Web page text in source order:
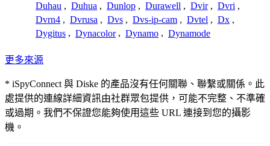
Duhau , Duhua , Dunlop , Durawell , Dvir , Dvri ,
Dvrn4 , Dvrusa , Dvs , Dvs-ip-cam , Dvtel , Dx ,
Dygitus , Dynacolor , Dynamo , Dynamode
更多來源
* iSpyConnect 與 Diske 的產品沒有任何關聯、聯繫或關係。此
處提供的連線詳細資訊由社群眾包提供，可能不完整、不準確
或過期。我們不保證您能夠使用這些 URL 連接到您的攝影
機。